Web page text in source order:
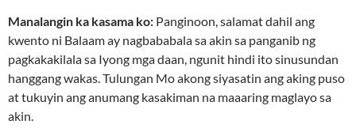
Manalangin ka kasama ko: Panginoon, salamat dahil ang
kwento ni Balaam ay nagbababala sa akin sa panganib ng
pagkakakilala sa Iyong mga daan, ngunit hindi ito sinusundan
hanggang wakas. Tulungan Mo akong siyasatin ang aking puso
at tukuyin ang anumang kasakiman na maaaring maglayo sa
akin.